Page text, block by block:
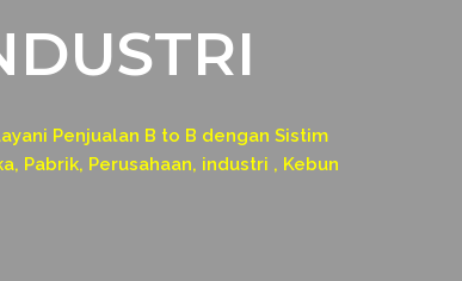
Penjualan B to B dengan Sistim
Pabrik, Perusahaan, industri , Kebun